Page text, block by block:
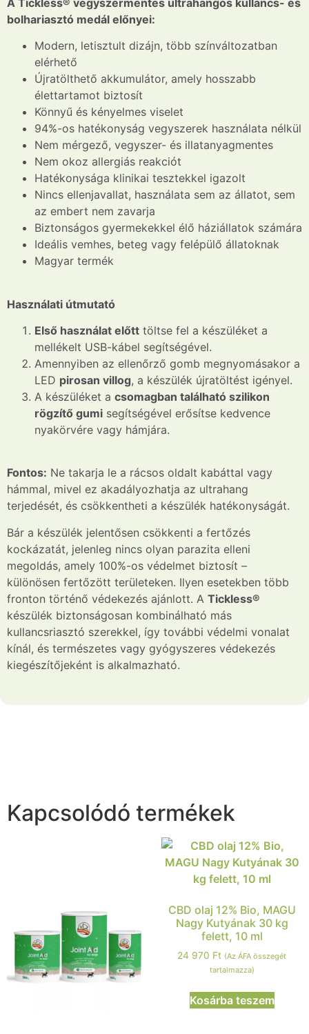
bolhariasztó medál előnyei:
Modern, letisztult dizájn, több színváltozatban
elérhető
Újratölthető akkumulátor, amely hosszabb
élettartamot biztosít
Könnyű és kényelmes viselet
94%-os hatékonyság vegyszerek használata nélkül
Nem mérgező, vegyszer- és illatanyagmentes
Nem okoz allergiás reakciót
Hatékonysága klinikai tesztekkel igazolt
Nincs ellenjavallat, használata sem az állatot, sem
az embert nem zavarja
Biztonságos gyermekekkel élő háziállatok számára
Ideális vemhes, beteg vagy felépülő állatoknak
Magyar termék
Használati útmutató
Első használat előtt töltse fel a készüléket a
mellékelt USB-kábel segítségével.
Amennyiben az ellenőrző gomb megnyomásakor a
LED pirosan villog, a készülék újratöltést igényel.
A készüléket a csomagban található szilikon
rögzítő gumi segítségével erősítse kedvence
nyakörvére vagy hámjára.
Fontos: Ne takarja le a rácsos oldalt kabáttal vagy
hámmal, mivel ez akadályozhatja az ultrahang
terjedését, és csökkentheti a készülék hatékonyságát.
Bár a készülék jelentősen csökkenti a fertőzés
kockázatát, jelenleg nincs olyan parazita elleni
megoldás, amely 100%-os védelmet biztosít –
különösen fertőzött területeken. Ilyen esetekben több
fronton történő védekezés ajánlott. A Tickless®
készülék biztonságosan kombinálható más
kullancsriasztó szerekkel, így további védelmi vonalat
kínál, és természetes vagy gyógyszeres védekezés
kiegészítőjeként is alkalmazható.
Kapcsolódó termékek
CBD olaj 12% Bio, MAGU
Nagy Kutyának 30 kg
felett, 10 ml
24 970 Ft (Az ÁFA összegét
tartalmazza)
Kosárba teszem